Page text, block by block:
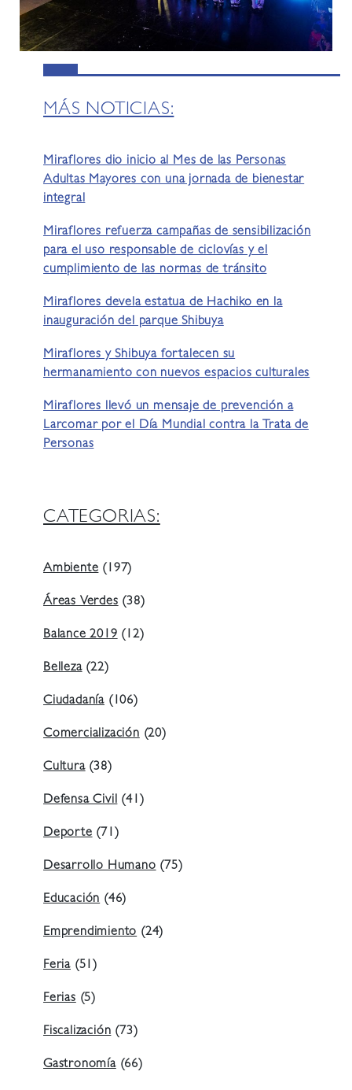
MÁS NOTICIAS:
Miraflores dio inicio al Mes de las Personas
Adultas Mayores con una jornada de bienestar
integral
Miraflores refuerza campañas de sensibilización
para el uso responsable de ciclovías y el
cumplimiento de las normas de tránsito
Miraflores devela estatua de Hachiko en la
inauguración del parque Shibuya
Miraflores y Shibuya fortalecen su
hermanamiento con nuevos espacios culturales
Miraflores llevó un mensaje de prevención a
Larcomar por el Día Mundial contra la Trata de
Personas
CATEGORIAS:
Ambiente (197)
Áreas Verdes (38)
Balance 2019 (12)
Belleza(22)
Ciudadanía (106)
Comercialización (20)
Cultura(38)
Defensa Civil (41)
Deporte (71)
Desarrollo Humano (75)
Educación (46)
Emprendimiento (24)
Feria (51)
Ferias (5)
Fiscalización (73)
Gastronomía(66)